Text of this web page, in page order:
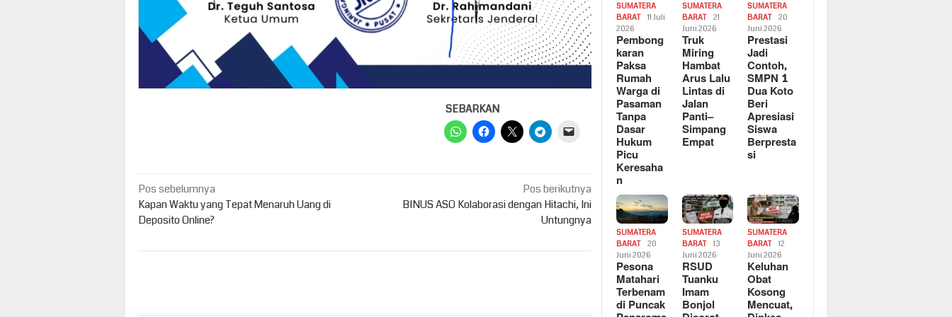
SEBARKAN
Navigasi
pos
Pos sebelumnya
Kapan Waktu yang Tepat Menaruh Uang di
Deposito Online?
Pos berikutnya
BINUS ASO Kolaborasi dengan Hitachi, Ini
Untungnya
SUMATERA
BARAT
11 Juli
2026
Pembong
karan
Paksa
Rumah
Warga di
Pasaman
Tanpa
Dasar
Hukum
Picu
Keresaha
n
SUMATERA
BARAT
21
Juni 2026
Truk
Miring
Hambat
Arus Lalu
Lintas di
Jalan
Panti–
Simpang
Empat
SUMATERA
BARAT
20
Juni 2026
Prestasi
Jadi
Contoh,
SMPN 1
Dua Koto
Beri
Apresiasi
Siswa
Berpresta
si
SUMATERA
BARAT
20
Juni 2026
Pesona
Matahari
Terbenam
di Puncak
SUMATERA
BARAT
13
Juni 2026
RSUD
Tuanku
Imam
Bonjol
SUMATERA
BARAT
12
Juni 2026
Keluhan
Obat
Kosong
Mencuat,